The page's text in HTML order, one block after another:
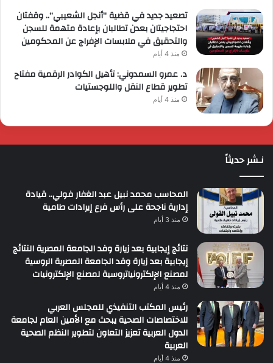
تصعيد جديد في قضية “أنجل الشعيبي”.. وقفتان
احتجاجيتان بعدن تطالبان بإعادة متهمة للسجن
والتحقيق في ملابسات الإفراج عن المحكومين
منذ 4 أيام
د. عمرو السمدوني: تأهيل الكوادر الرقمية مفتاح
تطوير قطاع النقل واللوجستيات
منذ 4 أيام
نـشر حديثاً
المحاسب محمد نبيل عبد الغفار فولي.. قيادة
إدارية ناجحة على رأس فرع إيرادات طامية
منذ 3 أيام
نتائج إيجابية بعد زيارة وفد الجامعة المصرية النتائج
إيجابية بعد زيارة وفد الجامعة المصرية الروسية
لمصنع الإلكترونياتروسية لمصنع الإلكترونيات
منذ 4 أيام
رئيس المكتب التنفيذي للمجلس العربي
للاختصاصات الصحية يبحث مع الأمين العام لجامعة
الدول العربية تعزيز التعاون لتطوير النظم الصحية
العربية
منذ 4 أيام